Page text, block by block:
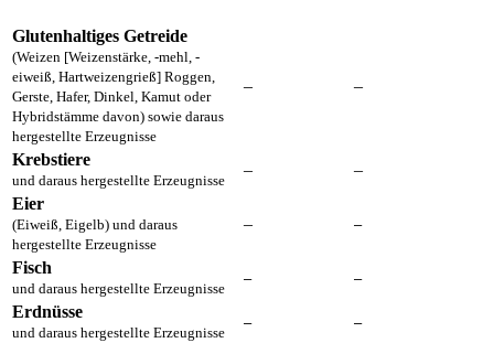
Glutenhaltiges Getreide
(Weizen [Weizenstärke, -mehl, -
eiweiß, Hartweizengrieß] Roggen,
Gerste, Hafer, Dinkel, Kamut oder
Hybridstämme davon) sowie daraus
hergestellte Erzeugnisse
– –
Krebstiere
und daraus hergestellte Erzeugnisse
–
–
Eier
(Eiweiß, Eigelb) und daraus
hergestellte Erzeugnisse
– –
Fisch
und daraus hergestellte Erzeugnisse
– –
Erdnüsse
und daraus hergestellte Erzeugnisse
– –